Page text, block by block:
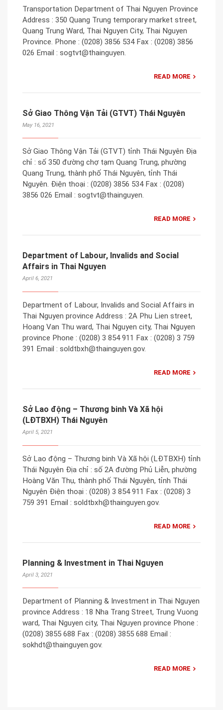
Transportation Department of Thai Nguyen Province
Address : 350 Quang Trung temporary market street,
Quang Trung Ward, Thai Nguyen City, Thai Nguyen
Province. Phone : (0208) 3856 534 Fax : (0208) 3856
026 Email : sogtvt@thainguyen.
READ MORE
Sở Giao Thông Vận Tải (GTVT) Thái Nguyên
May 16, 2021
Sở Giao Thông Vận Tải (GTVT) tỉnh Thái Nguyên Địa
chỉ : số 350 đường chợ tạm Quang Trung, phường
Quang Trung, thành phố Thái Nguyên, tỉnh Thái
Nguyên. Điện thoại : (0208) 3856 534 Fax : (0208)
3856 026 Email : sogtvt@thainguyen.
READ MORE
Department of Labour, Invalids and Social
Affairs in Thai Nguyen
April 6, 2021
Department of Labour, Invalids and Social Affairs in
Thai Nguyen province Address : 2A Phu Lien street,
Hoang Van Thu ward, Thai Nguyen city, Thai Nguyen
province Phone : (0208) 3 854 911 Fax : (0208) 3 759
391 Email : soldtbxh@thainguyen.gov.
READ MORE
Sở Lao động – Thương binh Và Xã hội
(LĐTBXH) Thái Nguyên
April 5, 2021
Sở Lao động – Thương binh Và Xã hội (LĐTBXH) tỉnh
Thái Nguyên Địa chỉ : số 2A đường Phủ Liễn, phường
Hoàng Văn Thụ, thành phố Thái Nguyên, tỉnh Thái
Nguyên Điện thoại : (0208) 3 854 911 Fax : (0208) 3
759 391 Email : soldtbxh@thainguyen.gov.
READ MORE
Planning & Investment in Thai Nguyen
April 3, 2021
Department of Planning & Investment in Thai Nguyen
province Address : 18 Nha Trang Street, Trung Vuong
ward, Thai Nguyen city, Thai Nguyen province Phone :
(0208) 3855 688 Fax : (0208) 3855 688 Email :
sokhdt@thainguyen.gov.
READ MORE